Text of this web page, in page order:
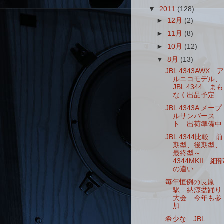
▼ 2011 (128)
► 12月(2)
► 11月 (8)
► 10月 (12)
▼8月 (13)
JBL 4343AWX ア
ルニコモデル、
JBL 4344 まも
なく出品予定
JBL 4343A メープ
ルサンバース
ト 出荷準備中
JBL 4344比較 前
期型、後期型、
最終型～
4344MKII 細部
の違い
毎年恒例の長原
駅 納涼盆踊り
大会 今年も参
加
希少な JBL